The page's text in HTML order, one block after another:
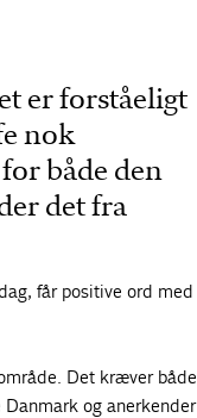
er forståeligt
nok
både den
det fra
får positive ord med
Det kræver både
og anerkender